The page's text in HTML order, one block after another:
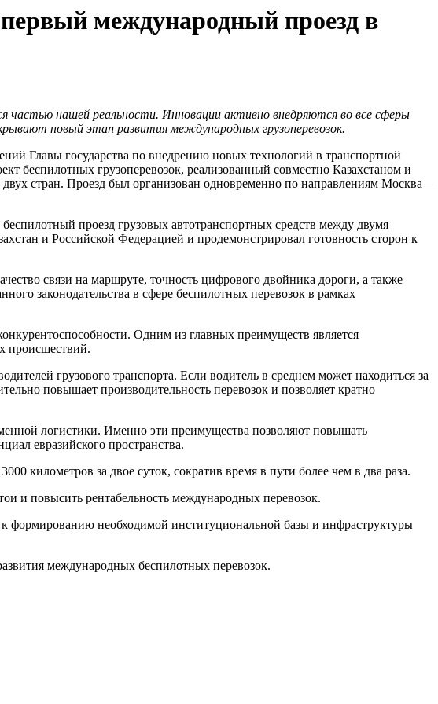
международный проезд в
частью нашей реальности. Инновации активно внедряются во все сферы
новый этап развития международных грузоперевозок.
Главы государства по внедрению новых технологий в транспортной
беспилотных грузоперевозок, реализованный совместно Казахстаном и
стран. Проезд был организован одновременно по направлениям Москва –
проезд грузовых автотранспортных средств между двумя
и Российской Федерацией и продемонстрировал готовность сторон к
связи на маршруте, точность цифрового двойника дороги, а также
законодательства в сфере беспилотных перевозок в рамках
Одним из главных преимуществ является
происшествий.
грузового транспорта. Если водитель в среднем может находиться за
повышает производительность перевозок и позволяет кратно
логистики. Именно эти преимущества позволяют повышать
евразийского пространства.
километров за двое суток, сократив время в пути более чем в два раза.
и повысить рентабельность международных перевозок.
формированию необходимой институциональной базы и инфраструктуры
международных беспилотных перевозок.